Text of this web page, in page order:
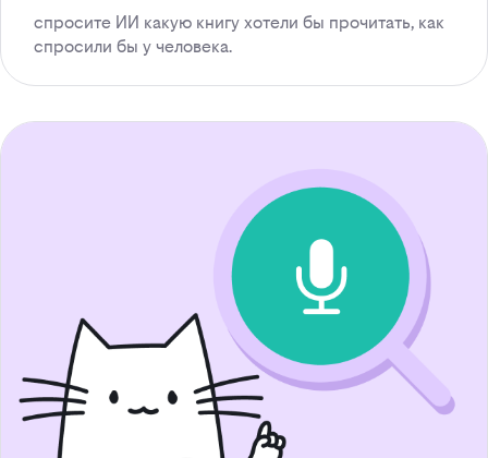
спросите ИИ какую книгу хотели бы прочитать, как
спросили бы у человека.